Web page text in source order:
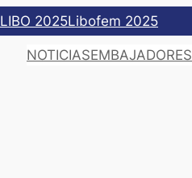
LIBO 2025Libofem 2025
NOTICIASEMBAJADORES